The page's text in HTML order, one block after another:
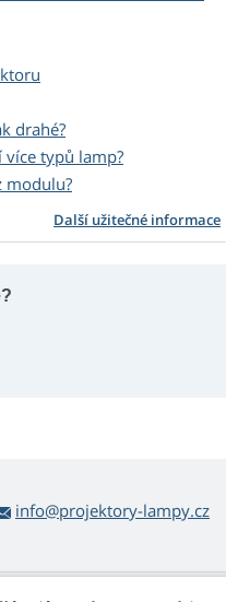
drahé?
více typů lamp?
modulu?
Další užitečné informace
info@projektory-lampy.cz